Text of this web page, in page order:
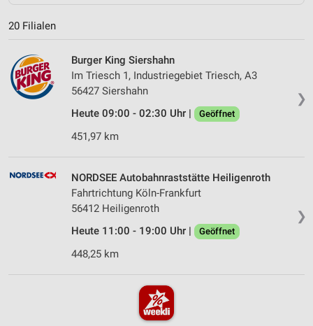
20 Filialen
❯
Burger King Siershahn
Im Triesch 1, Industriegebiet Triesch, A3
56427 Siershahn
Heute 09:00 - 02:30 Uhr |
Geöffnet
451,97 km
❯
NORDSEE Autobahnraststätte Heiligenroth
Fahrtrichtung Köln-Frankfurt
56412 Heiligenroth
Heute 11:00 - 19:00 Uhr |
Geöffnet
448,25 km